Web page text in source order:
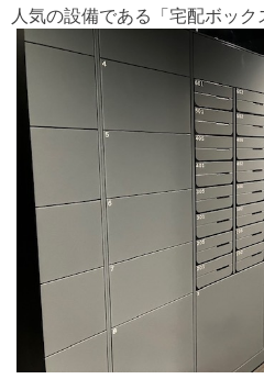
人気の設備である「宅配ボック